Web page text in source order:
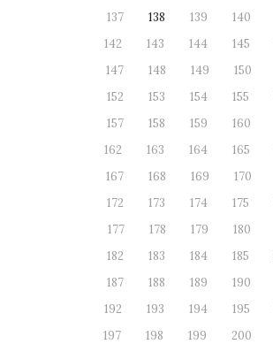
137
138 139 140
142
143 144 145
147
148 149 150
152
153 154 155
157
158 159 160
162
163 164 165
167
168 169 170
172
173 174 175
177
178 179 180
182
183 184 185
187
188 189 190
192
193 194 195
197
198 199 200